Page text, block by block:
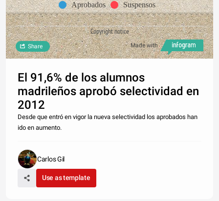
Aprobados
Suspensos
Copyright notice
Made with
Share
El 91,6% de los alumnos
madrileños aprobó selectividad en
2012
Desde que entró en vigor la nueva selectividad los aprobados han
ido en aumento.
Carlos Gil
Use as template